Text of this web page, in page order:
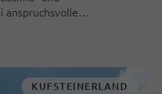
anspruchsvolle…
KUFSTEINERLAND